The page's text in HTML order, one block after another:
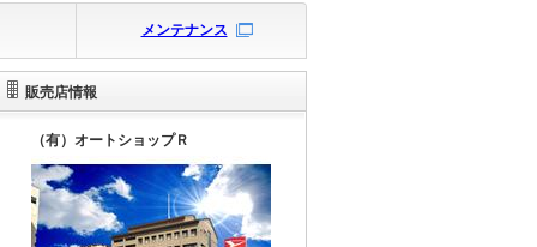
メンテナンス
販売店情報
（有）オートショップＲ